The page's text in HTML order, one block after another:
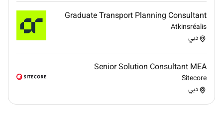
Graduate Transport Planning Consultant
Atkinsréalis
دبي
Senior Solution Consultant MEA
Sitecore
دبي